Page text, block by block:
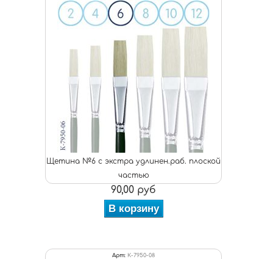
Щетина №6 с экстра удлинен.раб. плоской
частью
90,00 руб
В корзину
Арт: К-7950-08